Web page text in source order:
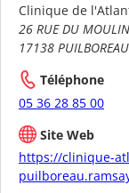
Clinique de
26 RUE DU MOULIN
17138 PUILBOREAU
Téléphone
05 36 28 85 00
Site Web
https://clinique-